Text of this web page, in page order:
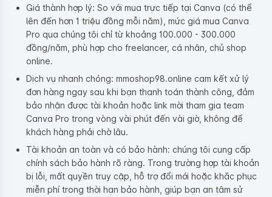
Giá thành hợp lý: So với mua trực tiếp tại Canva (có thể
lên đến hơn 1 triệu đồng mỗi năm), mức giá mua Canva
Pro qua chúng tôi chỉ từ khoảng 100.000 - 300.000
đồng/năm, phù hợp cho freelancer, cá nhân, chủ shop
online.
Dịch vụ nhanh chóng: mmoshop98.online cam kết xử lý
đơn hàng ngay sau khi bạn thanh toán thành công, đảm
bảo nhận được tài khoản hoặc link mời tham gia team
Canva Pro trong vòng vài phút đến vài giờ, không để
khách hàng phải chờ lâu.
Tài khoản an toàn và có bảo hành: chúng tôi cung cấp
chính sách bảo hành rõ ràng. Trong trường hợp tài khoản
bị lỗi, mất quyền truy cập, hỗ trợ đổi mới hoặc khắc phục
miễn phí trong thời hạn bảo hành, giúp bạn an tâm sử